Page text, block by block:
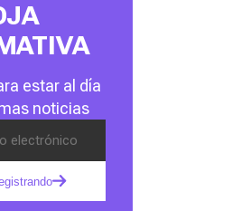
estar al día
noticias